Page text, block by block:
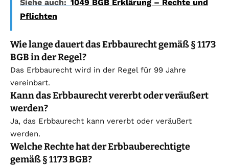
Siehe auch: 1049 BGB Erklärung – Rechte und
Pflichten
Wie lange dauert das Erbbaurecht gemäß § 1173
BGB in der Regel?
Das Erbbaurecht wird in der Regel für 99 Jahre
vereinbart.
Kann das Erbbaurecht vererbt oder veräußert
werden?
Ja, das Erbbaurecht kann vererbt oder veräußert
werden.
Welche Rechte hat der Erbbauberechtigte
gemäß § 1173 BGB?